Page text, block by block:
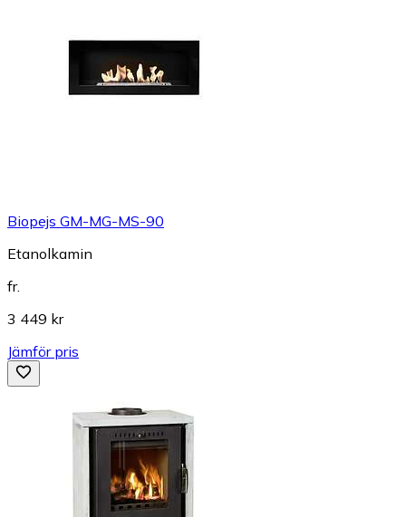
Biopejs GM-MG-MS-90
Etanolkamin
fr.
3 449 kr
Jämför pris